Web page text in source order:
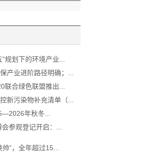
规划下的环境产业...
产业进阶路径明确；...
联合绿色联盟推出...
新污染物补充清单（...
年秋冬...
参观登记开启：...
”，全年超过15...